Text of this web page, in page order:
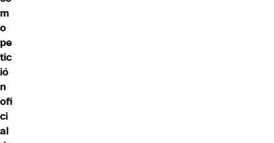
m
o
pe
tic
ió
n
ofi
ci
al